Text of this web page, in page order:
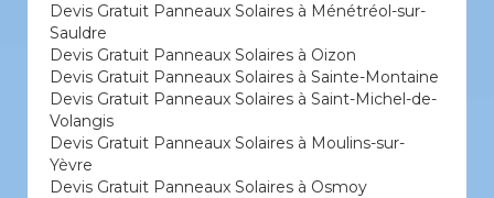
Devis Gratuit Panneaux Solaires à Ménétréol-sur-
Sauldre
Devis Gratuit Panneaux Solaires à Oizon
Devis Gratuit Panneaux Solaires à Sainte-Montaine
Devis Gratuit Panneaux Solaires à Saint-Michel-de-
Volangis
Devis Gratuit Panneaux Solaires à Moulins-sur-
Yèvre
Devis Gratuit Panneaux Solaires à Osmoy